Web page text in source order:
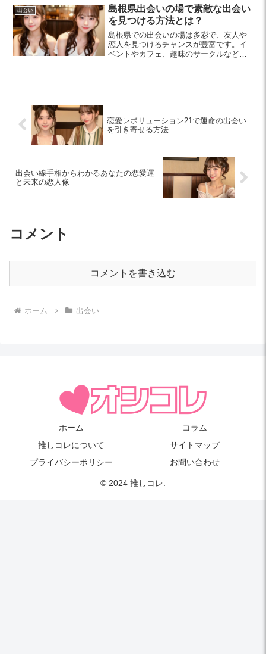
紹介。
出会い
島根県出会いの場で素敵な出会い
を見つける方法とは？
島根県での出会いの場は多彩で、友人や
恋人を見つけるチャンスが豊富です。イ
ベントやカフェ、趣味のサークルなど、
恋愛レボリューション21で運命の出会い
を引き寄せる方法
出会い線手相からわかるあなたの恋愛運
と未来の恋人像
コメント
コメントを書き込む
ホーム 出会い
ホーム
コラム
推しコレについて
サイトマップ
プライバシーポリシー
お問い合わせ
© 2024 推しコレ.